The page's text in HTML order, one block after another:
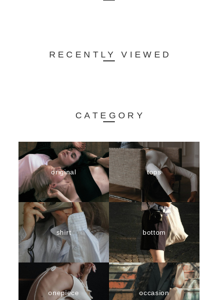
RECENTLY VIEWED
CATEGORY
original tops
shirt bottom
onepiece occasion